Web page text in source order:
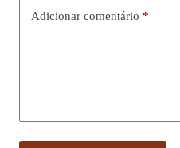
Adicionar comentário *